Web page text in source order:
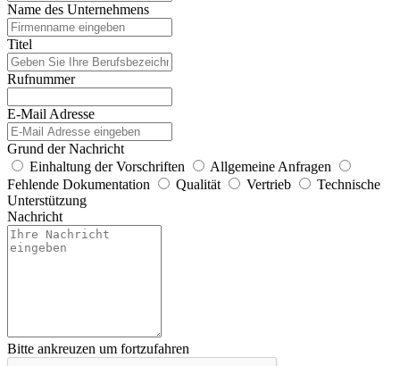
Name des Unternehmens
Titel
Rufnummer
E-Mail Adresse
Grund der Nachricht
Einhaltung der Vorschriften
Allgemeine Anfragen
Fehlende Dokumentation
Qualität Vertrieb
Technische
Unterstützung
Nachricht
Bitte ankreuzen um fortzufahren